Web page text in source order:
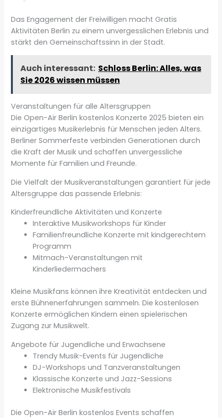
Das Engagement der Freiwilligen macht Gratis
Aktivitäten Berlin zu einem unvergesslichen Erlebnis und
stärkt den Gemeinschaftssinn in der Stadt.
Auch interessant: Schloss Berlin: Alles, was
Sie 2026 wissen müssen
Veranstaltungen für alle Altersgruppen
Die Open-Air Berlin kostenlos Konzerte 2025 bieten ein
einzigartiges Musikerlebnis für Menschen jeden Alters.
Berliner Sommerfeste verbinden Generationen durch
die Kraft der Musik und schaffen unvergessliche
Momente für Familien und Freunde.
Die Vielfalt der Musikveranstaltungen garantiert für jede
Altersgruppe das passende Erlebnis:
Kinderfreundliche Aktivitäten und Konzerte
Interaktive Musikworkshops für Kinder
Familienfreundliche Konzerte mit kindgerechtem
Programm
Mitmach-Veranstaltungen mit
Kinderliedermachers
Kleine Musikfans können ihre Kreativität entdecken und
erste Bühnenerfahrungen sammeln. Die kostenlosen
Konzerte ermöglichen Kindern einen spielerischen
Zugang zur Musikwelt.
Angebote für Jugendliche und Erwachsene
Trendy Musik-Events für Jugendliche
DJ-Workshops und Tanzveranstaltungen
Klassische Konzerte und Jazz-Sessions
Elektronische Musikfestivals
Die Open-Air Berlin kostenlos Events schaffen